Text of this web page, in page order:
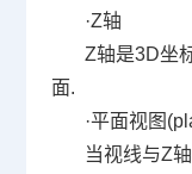
·Z轴
Z轴是3D坐
面.
·平面视图
当视线与Z